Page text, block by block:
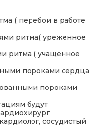
( перебои в работе
ритма( уреженное
ритма ( учащенное
пороками сердца
пороками
будут
сосудистый